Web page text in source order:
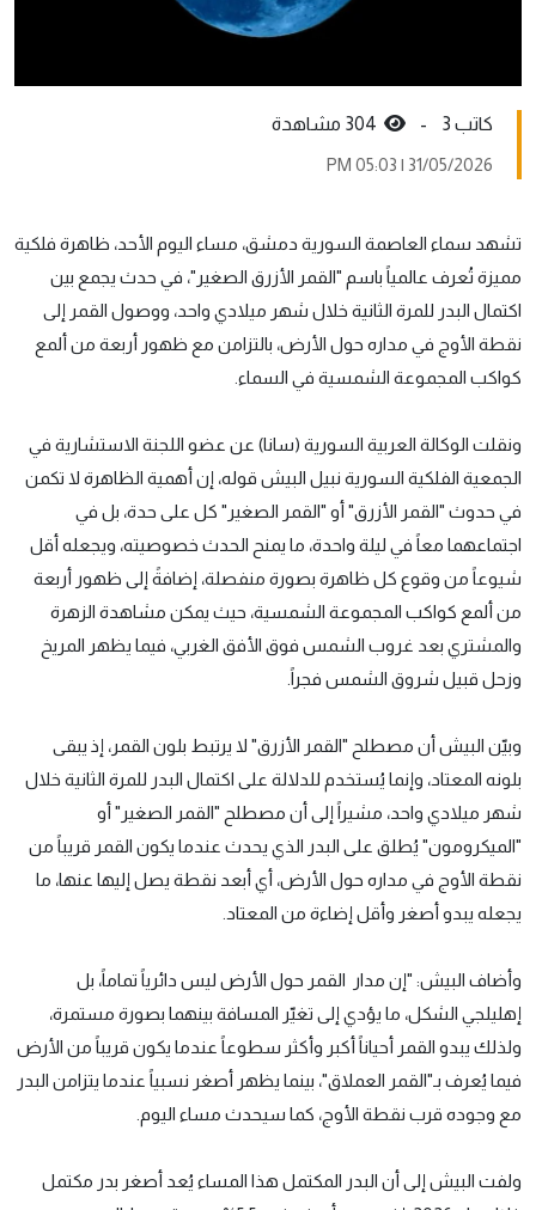
كاتب 3 -
31/05/2026 | 05:03 PM
تشهد سماء العاصمة السورية دمشق، مساء اليوم الأحد، ظاهرة فلكية
مميزة تُعرف عالمياً باسم "القمر الأزرق الصغير"، في حدث يجمع بين
اكتمال البدر للمرة الثانية خلال شهر ميلادي واحد، ووصول القمر إلى
نقطة الأوج في مداره حول الأرض، بالتزامن مع ظهور أربعة من ألمع
كواكب المجموعة الشمسية في السماء.
ونقلت الوكالة العربية السورية (سانا) عن عضو اللجنة الاستشارية في
الجمعية الفلكية السورية نبيل البيش قوله، إن أهمية الظاهرة لا تكمن
في حدوث "القمر الأزرق" أو "القمر الصغير" كل على حدة، بل في
اجتماعهما معاً في ليلة واحدة، ما يمنح الحدث خصوصيته، ويجعله أقل
شيوعاً من وقوع كل ظاهرة بصورة منفصلة، إضافةً إلى ظهور أربعة
من ألمع كواكب المجموعة الشمسية، حيث يمكن مشاهدة الزهرة
والمشتري بعد غروب الشمس فوق الأفق الغربي، فيما يظهر المريخ
وزحل قبيل شروق الشمس فجراً.
وبيّن البيش أن مصطلح "القمر الأزرق" لا يرتبط بلون القمر، إذ يبقى
بلونه المعتاد، وإنما يُستخدم للدلالة على اكتمال البدر للمرة الثانية خلال
شهر ميلادي واحد، مشيراً إلى أن مصطلح "القمر الصغير" أو
"الميكرومون" يُطلق على البدر الذي يحدث عندما يكون القمر قريباً من
نقطة الأوج في مداره حول الأرض، أي أبعد نقطة يصل إليها عنها، ما
يجعله يبدو أصغر وأقل إضاءة من المعتاد.
وأضاف البيش: "إن مدار القمر حول الأرض ليس دائرياً تماماً، بل
إهليلجي الشكل، ما يؤدي إلى تغيّر المسافة بينهما بصورة مستمرة،
ولذلك يبدو القمر أحياناً أكبر وأكثر سطوعاً عندما يكون قريباً من الأرض
فيما يُعرف بـ"القمر العملاق"، بينما يظهر أصغر نسبياً عندما يتزامن البدر
مع وجوده قرب نقطة الأوج، كما سيحدث مساء اليوم.
ولفت البيش إلى أن البدر المكتمل هذا المساء يُعد أصغر بدر مكتمل